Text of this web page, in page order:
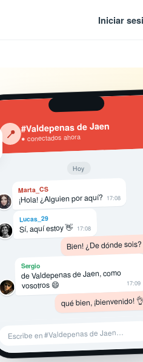
Iniciar
📍 #Valdepenas de Jaen
● conectados ahora
Hoy
Marta_CS
¡Hola! ¿Alguien por aquí? 17:08
Lucas_29
Sí, aquí estoy 👋 17:08
Bien! ¿De dónde sois?
Sergio
de Valdepenas de Jaen, como
vosotros 😄 17:09
qué bien, ¡bienvenido! 👌
Escribe en #Valdepenas de Jaen…